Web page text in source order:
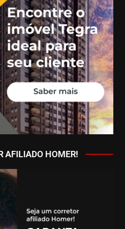
AFILIADO HOMER!